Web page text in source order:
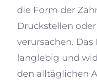
die Form der
Druckstellen
verursachen.
langlebig und
den alltäglichen